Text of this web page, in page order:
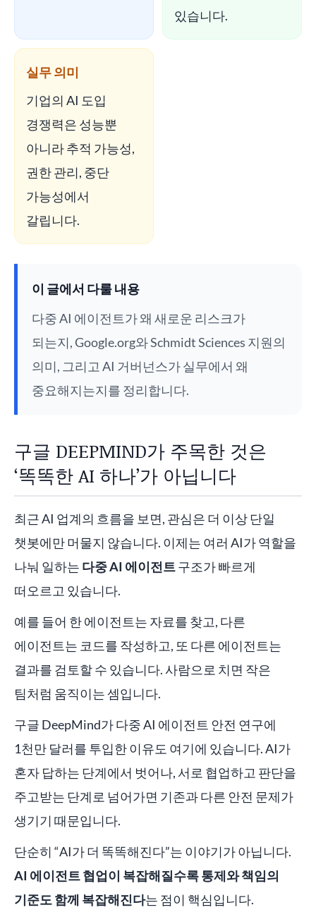
있습니다.
실무 의미
기업의 AI 도입
경쟁력은 성능뿐
아니라 추적 가능성,
권한 관리, 중단
가능성에서
갈립니다.
이 글에서 다룰 내용
다중 AI 에이전트가 왜 새로운 리스크가
되는지, Google.org와 Schmidt Sciences 지원의
의미, 그리고 AI 거버넌스가 실무에서 왜
중요해지는지를 정리합니다.
구글 DEEPMIND가 주목한 것은
‘똑똑한 AI 하나’가 아닙니다
최근 AI 업계의 흐름을 보면, 관심은 더 이상 단일
챗봇에만 머물지 않습니다. 이제는 여러 AI가 역할을
나눠 일하는 다중 AI 에이전트구조가 빠르게
떠오르고 있습니다.
예를 들어 한 에이전트는 자료를 찾고, 다른
에이전트는 코드를 작성하고, 또 다른 에이전트는
결과를 검토할 수 있습니다. 사람으로 치면 작은
팀처럼 움직이는 셈입니다.
구글 DeepMind가 다중 AI 에이전트 안전 연구에
1천만 달러를 투입한 이유도 여기에 있습니다. AI가
혼자 답하는 단계에서 벗어나, 서로 협업하고 판단을
주고받는 단계로 넘어가면 기존과 다른 안전 문제가
생기기 때문입니다.
단순히 “AI가 더 똑똑해진다”는 이야기가 아닙니다.
AI 에이전트 협업이 복잡해질수록 통제와 책임의
기준도 함께 복잡해진다는 점이 핵심입니다.